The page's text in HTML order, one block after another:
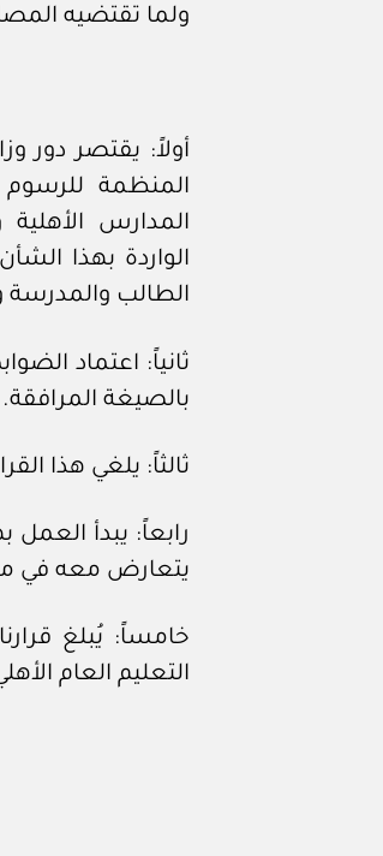
ولما تقتضيه
أولاً: يقتصر دور
المنظمة للرسوم
المدارس
الواردة بهذا
الطالب والمدرسة
ثانياً: اعتماد
بالصيغة المرافقة.
ثالثاً: يلغي هذا القرار التعميم
رابعاً: يبدأ
يتعارض معه في
خامساً: يُبلغ
التعليم العام